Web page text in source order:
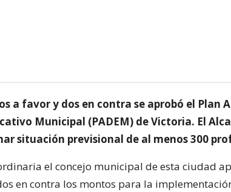
a favor y dos en contra se aprobó el Plan
Municipal (PADEM) de Victoria. El
situación previsional de al menos 300
el concejo municipal de esta ciudad
en contra los montos para la